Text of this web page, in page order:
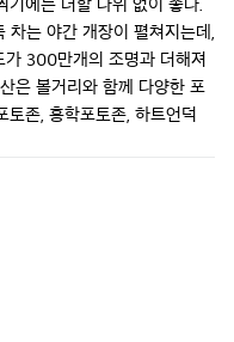
기에는 더할 나위 없이 좋다.
는 야간 개장이 펼쳐지는데,
가 300만개의 조명과 더해져
은 볼거리와 함께 다양한 포
토존, 홍학포토존, 하트언덕